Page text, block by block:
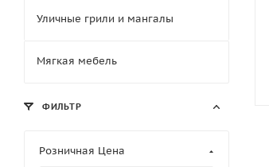
Уличные грили и мангалы
Мягкая мебель
ФИЛЬТР
Розничная Цена